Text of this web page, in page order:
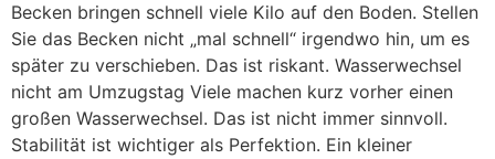
Becken bringen schnell viele Kilo auf den Boden. Stellen
Sie das Becken nicht „mal schnell“ irgendwo hin, um es
später zu verschieben. Das ist riskant. Wasserwechsel
nicht am Umzugstag Viele machen kurz vorher einen
großen Wasserwechsel. Das ist nicht immer sinnvoll.
Stabilität ist wichtiger als Perfektion. Ein kleiner